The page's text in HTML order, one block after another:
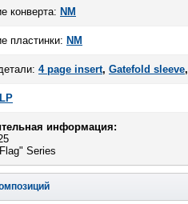
конверта: NM
пластинки: NM
4 page insert, Gatefold sleeve,
LP
информация:
Series